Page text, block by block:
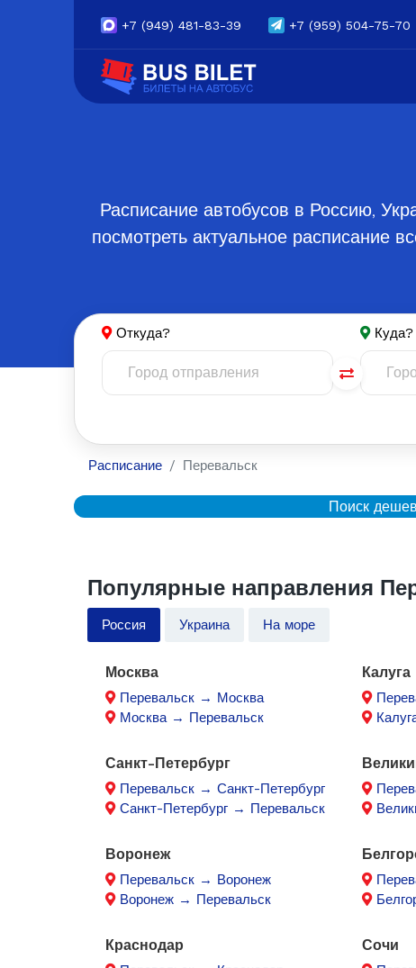
+7 (949) 481-83-39 +7 (959) 504-75-70
Расписание автобусов в Россию,
посмотреть актуальное расписание
Откуда? Куда?
Расписание Перевальск
Поиск
Популярные направления
Россия Украина На море
Москва
Перевальск → Москва
Москва → Перевальск
Калуга
Санкт-Петербург
Перевальск → Санкт-Петербург
Санкт-Петербург → Перевальск
Воронеж
Перевальск → Воронеж
Воронеж → Перевальск
Краснодар Сочи